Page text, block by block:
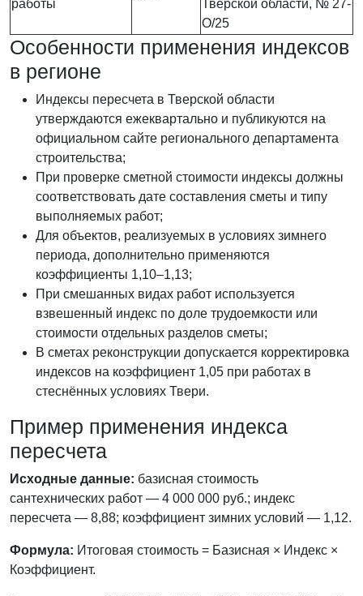
работы
Тверской области, № 27-
О/25
Особенности применения индексов
в регионе
Индексы пересчета в Тверской области
утверждаются ежеквартально и публикуются на
официальном сайте регионального департамента
строительства;
При проверке сметной стоимости индексы должны
соответствовать дате составления сметы и типу
выполняемых работ;
Для объектов, реализуемых в условиях зимнего
периода, дополнительно применяются
коэффициенты 1,10–1,13;
При смешанных видах работ используется
взвешенный индекс по доле трудоемкости или
стоимости отдельных разделов сметы;
В сметах реконструкции допускается корректировка
индексов на коэффициент 1,05 при работах в
стеснённых условиях Твери.
Пример применения индекса
пересчета
Исходные данные: базисная стоимость
сантехнических работ — 4 000 000 руб.; индекс
пересчета — 8,88; коэффициент зимних условий — 1,12.
Формула: Итоговая стоимость = Базисная × Индекс ×
Коэффициент.